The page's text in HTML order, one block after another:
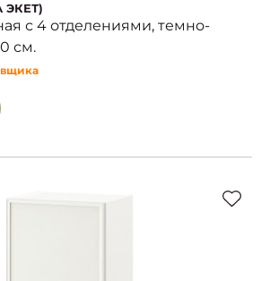
ЭКЕТ)
с 4 отделениями, темно-
см.